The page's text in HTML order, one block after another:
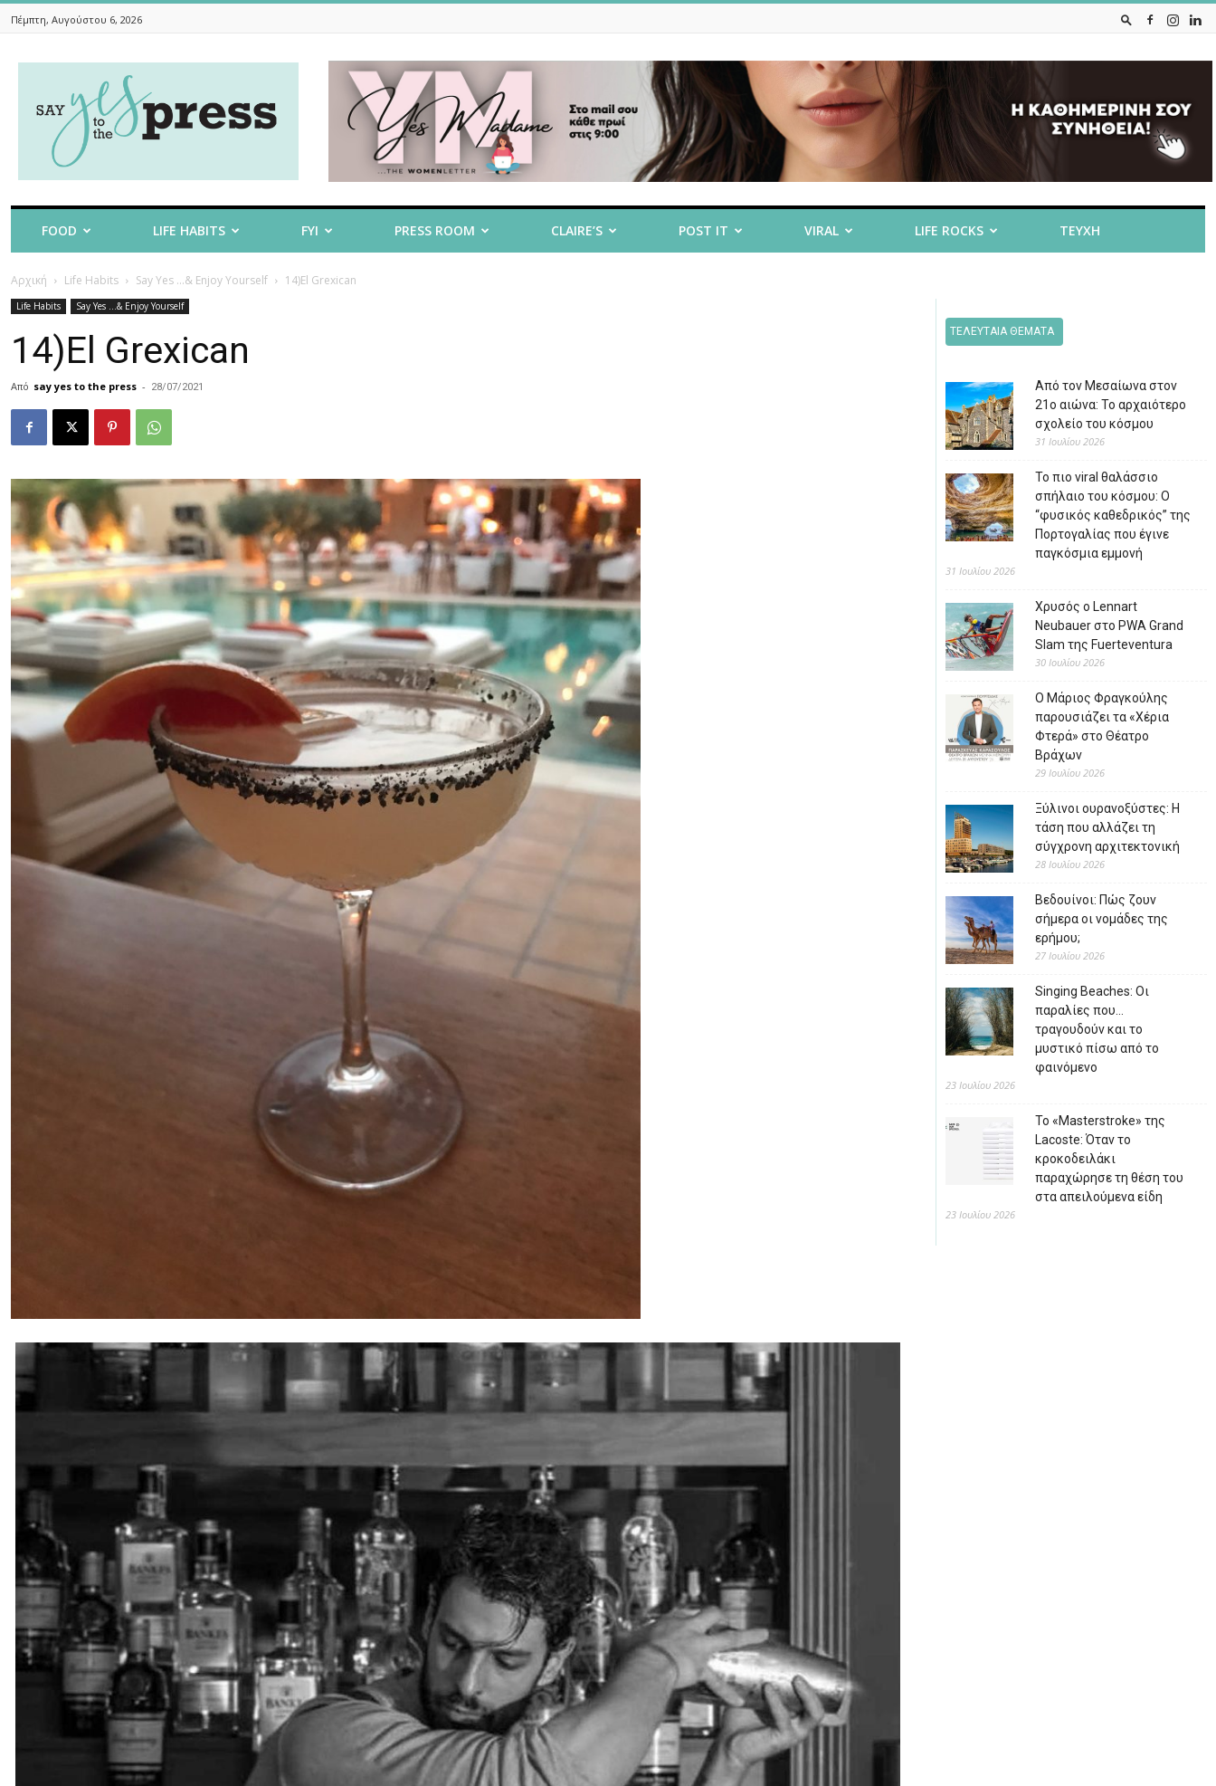
Πέμπτη, Αυγούστου 6, 2026
To
The
FOOD LIFE HABITS FYI PRESS ROOM CLAIRE’S POST IT VIRAL LIFE ROCKS ΤΕΥΧΗ
Αρχική Life Habits Say Yes ...& Enjoy Yourself 14)El Grexican
Life Habits Say Yes ...& Enjoy Yourself
14)El Grexican
Από say yes to the press - 28/07/2021
ΤΕΛΕΥΤΑΙΑ ΘΕΜΑΤΑ
Από τον Μεσαίωνα στον
21ο αιώνα: Το αρχαιότερο
σχολείο του κόσμου
31 Ιουλίου 2026
Το πιο viral θαλάσσιο
σπήλαιο του κόσμου: Ο
“φυσικός καθεδρικός” της
Πορτογαλίας που έγινε
παγκόσμια εμμονή
31 Ιουλίου 2026
Χρυσός ο Lennart
Neubauer στο PWA Grand
Slam της Fuerteventura
30 Ιουλίου 2026
Ο Μάριος Φραγκούλης
παρουσιάζει τα «Χέρια
Φτερά» στο Θέατρο
Βράχων
29 Ιουλίου 2026
Ξύλινοι ουρανοξύστες: Η
τάση που αλλάζει τη
σύγχρονη αρχιτεκτονική
28 Ιουλίου 2026
Βεδουίνοι: Πώς ζουν
σήμερα οι νομάδες της
ερήμου;
27 Ιουλίου 2026
Singing Beaches: Οι
παραλίες που…
τραγουδούν και το
μυστικό πίσω από το
φαινόμενο
23 Ιουλίου 2026
Το «Masterstroke» της
Lacoste: Όταν το
κροκοδειλάκι
παραχώρησε τη θέση του
στα απειλούμενα είδη
23 Ιουλίου 2026